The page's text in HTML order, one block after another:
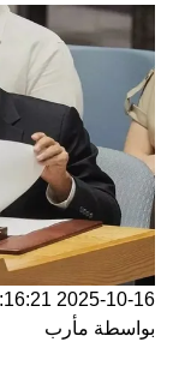
2025-10-16 08:16:21
بواسطة مأرب